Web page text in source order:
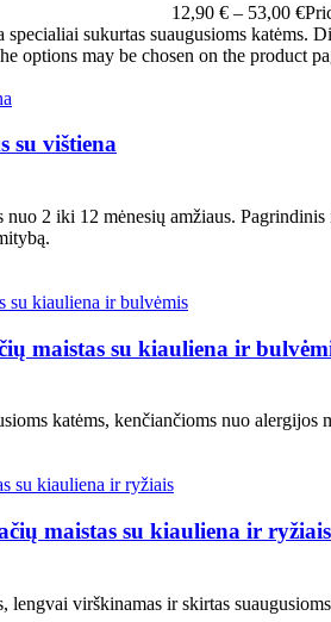
12,90 € – 53,00 €
specialiai sukurtas suaugusioms
options may be chosen on the product
su vištiena
nuo 2 iki 12 mėnesių amžiaus.
maistas su kiauliena ir
katėms, kenčiančioms nuo
maistas su kiauliena ir ryžiais
lengvai virškinamas ir skirtas